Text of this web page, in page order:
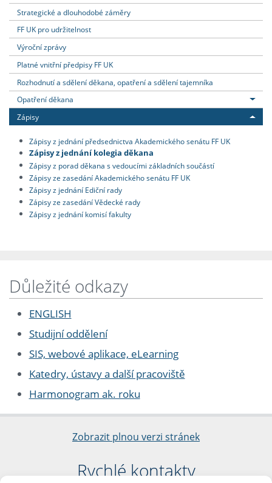
Strategické a dlouhodobé záměry
FF UK pro udržitelnost
Výroční zprávy
Platné vnitřní předpisy FF UK
Rozhodnutí a sdělení děkana, opatření a sdělení tajemníka
Opatření děkana
Zápisy
Zápisy z jednání předsednictva Akademického senátu FF UK
Zápisy z jednání kolegia děkana
Zápisy z porad děkana s vedoucími základních součástí
Zápisy ze zasedání Akademického senátu FF UK
Zápisy z jednání Ediční rady
Zápisy ze zasedání Vědecké rady
Zápisy z jednání komisí fakulty
Důležité odkazy
ENGLISH
Studijní oddělení
SIS, webové aplikace, eLearning
Katedry, ústavy a další pracoviště
Harmonogram ak. roku
Zobrazit plnou verzi stránek
Rychlé kontakty